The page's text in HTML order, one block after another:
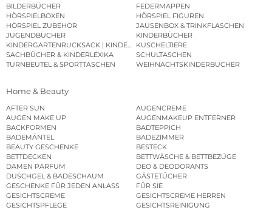
BILDERBÜCHER
FEDERMAPPEN
HÖRSPIELBOXEN
HÖRSPIEL FIGUREN
HÖRSPIEL ZUBEHÖR
JAUSENBOX & TRINKFLASCHEN
JUGENDBÜCHER
KINDERBÜCHER
KINDERGARTENRUCKSACK | KINDERGARTENBEUTEL
KUSCHELTIERE
SACHBÜCHER & KINDERLEXIKA
SCHULTASCHEN
TURNBEUTEL & SPORTTASCHEN
WEIHNACHTSKINDERBÜCHER
Home & Beauty
AFTER SUN
AUGENCREME
AUGEN MAKE UP
AUGENMAKEUP ENTFERNER
BACKFORMEN
BADTEPPICH
BADEMÄNTEL
BADEZIMMER
BEAUTY GESCHENKE
BESTECK
BETTDECKEN
BETTWÄSCHE & BETTBEZÜGE
DAMEN PARFUM
DEO & DEODORANTS
DUSCHGEL & BADESCHAUM
GÄSTETÜCHER
GESCHENKE FÜR JEDEN ANLASS
FÜR SIE
GESICHTSCREME
GESICHTSCREME HERREN
GESICHTSPFLEGE
GESICHTSREINIGUNG